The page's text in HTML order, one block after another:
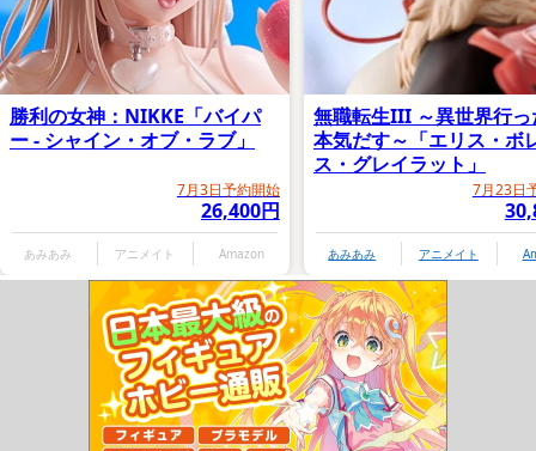
勝利の女神：NIKKE「バイパ
ー - シャイン・オブ・ラブ」
7月3日予約開始
26,400円
あみあみ アニメイト Amazon
無職転生III ～異世界行っ
本気だす～「エリス・ボ
ス・グレイラット」
7月23日
あみあみ アニメイト